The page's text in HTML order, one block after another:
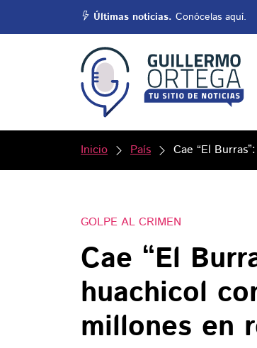
Últimas noticias. Conócelas aquí.
Inicio País Cae “El
GOLPE AL CRIMEN
Cae “El
huachicol
millones en